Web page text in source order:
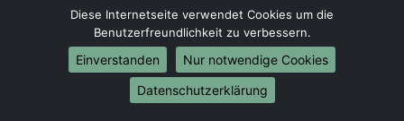
Umzug von Heilbronn nach Norwegen
Umzüge-Deutschlandweit
Umzug von Heilbronn nach Berlin
Diese Internetseite verwendet Cookies um die
Benutzerfreundlichkeit zu verbessern.
Einverstanden
Nur notwendige Cookies
Datenschutzerklärung